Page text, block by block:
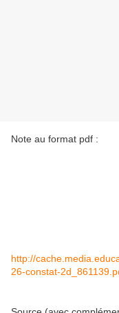
Note au format pdf :
http://
26-constat-